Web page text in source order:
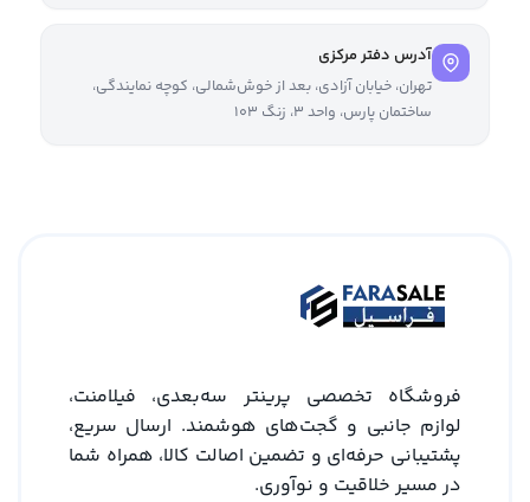
آدرس دفتر مرکزی
تهران، خیابان آزادی، بعد از خوش‌شمالی، کوچه نمایندگی،
ساختمان پارس، واحد ۳، زنگ ۱۰۳
فروشگاه تخصصی پرینتر سه‌بعدی، فیلامنت،
لوازم جانبی و گجت‌های هوشمند. ارسال سریع،
پشتیبانی حرفه‌ای و تضمین اصالت کالا، همراه شما
در مسیر خلاقیت و نوآوری.